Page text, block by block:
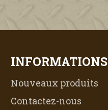
INFORMATIONS
Nouveaux produits
Contactez-nous